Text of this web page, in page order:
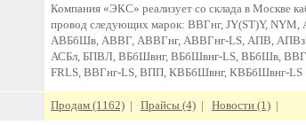
Компания «ЭКС» реализует со склада в Москве
провод следующих марок: ВВГнг, JY(ST)Y, NYM,
АВБбШв, АВВГ, АВВГнг, АВВГнг-LS, АПВ,
АСБл, БПВЛ, ВБбШвнг, ВБбШвнг-LS, ВБбШв,
FRLS, ВВГнг-LS, ВПП, КВБбШвнг, КВБбШвнг-LS
Продам (1162) | Прайсы (4) | Новости (1) |